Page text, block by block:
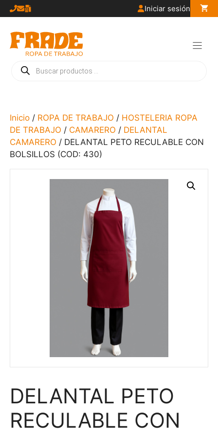
Saltar
al
contenido
Iniciar sesión
Búsqueda
de
Inicio / ROPA DE TRABAJO / HOSTELERIA ROPA
DE TRABAJO / CAMARERO / DELANTAL
CAMARERO / DELANTAL PETO RECULABLE CON
BOLSILLOS (COD: 430)
DELANTAL PETO
RECULABLE CON